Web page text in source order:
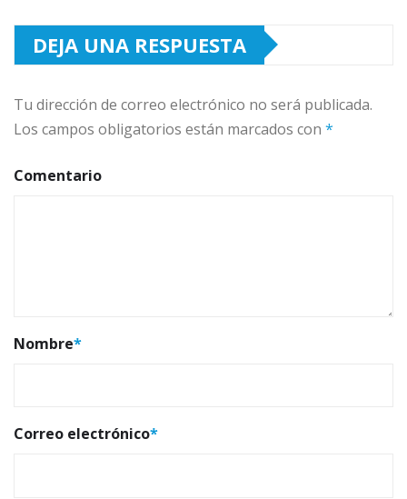
DEJA UNA RESPUESTA
Tu dirección de correo electrónico no será publicada.
Los campos obligatorios están marcados con *
Comentario
Nombre*
Correo electrónico*